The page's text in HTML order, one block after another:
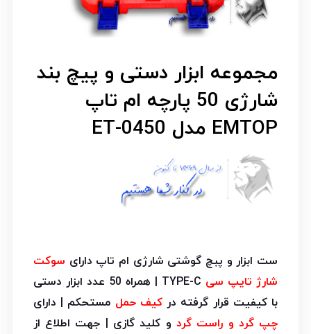
مجموعه ابزار دستی و پیچ بند
شارژی 50 پارچه ام تاپ
EMTOP مدل ET-0450
ست ابزار و پبچ گوشتی شارژی ام تاپ دارای سوکت
شارژ تایپ سی
TYPE-C | همراه 50 عدد ابزار دستی
با کیفیت قرار گرفته درکیف حمل مستحکم | دارای
چپ گرد و راست گرد و کلید گازی | جهت اطلاع از